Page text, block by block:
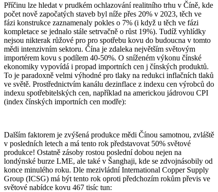
Příčinu lze hledat v prudkém ochlazování realitního trhu v Číně, kde
počet nově započatých staveb byl níže přes 20% v 2023, těch ve
fázi konstrukce zaznamenaly pokles o 7% (i když u těch ve fázi
kompletace se jednalo stále setrvačně o růst 19%). Tudíž vyhlídky
nejsou nikterak růžové pro pro spotřebu kovu do budoucna v tomto
mědi intenzivním sektoru. Čína je zdaleka největším světovým
importérem kovu s podílem 40-50%. O sníženém výkonu čínské
ekonomiky vypovídá i propad importních cen j čínských produktů.
To je paradoxně velmi výhodné pro tlaky na redukci inflačních tlaků
ve světě. Prostřednictvím kanálu dezinflace z indexu cen výrobců do
indexu spotřebitelských cen, například na americkou jádrovou CPI
(index čínských importních cen modře):
Dalším faktorem je zvýšená produkce mědi Čínou samotnou, zvláště
v posledních letech a má tento rok představovat 50% světové
produkce! Ostatně zásoby rostou poslední dobou nejen na
londýnské burze LME, ale také v Šanghaji, kde se zdvojnásobily od
konce minulého roku. Dle mezivládní International Copper Supply
Group (ICSG) má být tento rok oproti předchozím rokům převis ve
světové nabídce kovu 467 tisíc tun: